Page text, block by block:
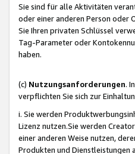
Sie sind für alle Aktivitäten
oder einer anderen Person oder
Sie Ihren privaten Schlüssel
Tag-Parameter oder
haben.
(c) Nutzungsanforderungen.
verpflichten Sie sich zur
i. Sie werden
Lizenz nutzen.Sie werden
einer anderen Weise nutzen,
Produkten und Dienstleistungen